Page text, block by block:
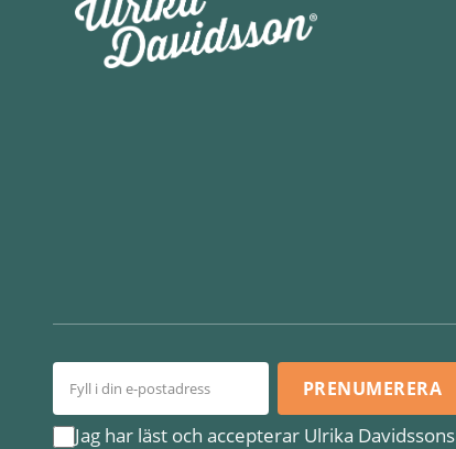
PRENUMERERA
Jag har läst och accepterar Ulrika Davidssons